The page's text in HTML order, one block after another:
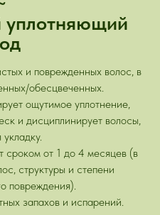
уплотняющий
и поврежденных волос, в
обесцвеченных.
ощутимое уплотнение,
и дисциплинирует волосы,
сроком от 1 до 4 месяцев (в
структуры и степени
повреждения).
запахов и испарений.